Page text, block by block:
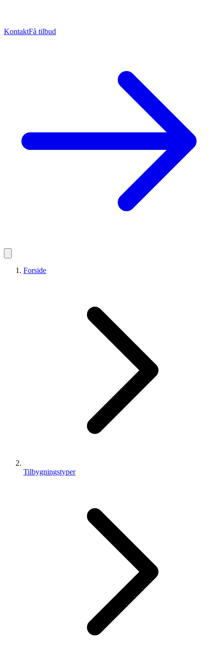
KontaktFå tilbud
Forside
Tilbygningstyper